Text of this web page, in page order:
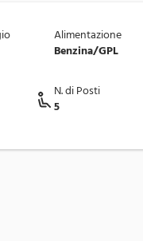
Alimentazione
Benzina/GPL
N. di Posti
5